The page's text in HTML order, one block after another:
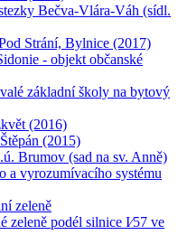
Bečva-Vlára-Váh (sídl.
Strání, Bylnice (2017)
- objekt občanské
základní školy na bytový
(2016)
(2015)
Brumov (sad na sv. Anně)
a vyrozumívacího systému
zeleně
zeleně podél silnice I⁄57 ve